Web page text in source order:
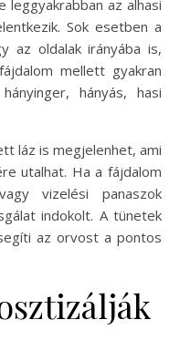
leggyakrabban az alhasi
Sok esetben a
az oldalak irányába is,
mellett gyakran
hányás, hasi
láz is megjelenhet, ami
utalhat. Ha a fájdalom
vizelési panaszok
indokolt. A tünetek
az orvost a pontos